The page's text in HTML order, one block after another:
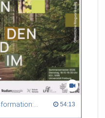
Between tradition and transformation: how owners, advisers and institutions co-create knowledge for resilient forests in Europe 54:13